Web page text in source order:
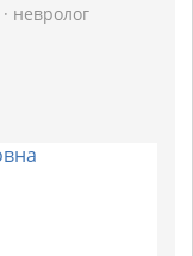
· невролог